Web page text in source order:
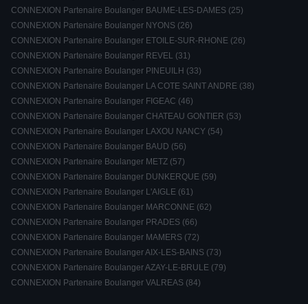
CONNEXION Partenaire Boulanger BAUME-LES-DAMES (25)
CONNEXION Partenaire Boulanger NYONS (26)
CONNEXION Partenaire Boulanger ETOILE-SUR-RHONE (26)
CONNEXION Partenaire Boulanger REVEL (31)
CONNEXION Partenaire Boulanger PINEUILH (33)
CONNEXION Partenaire Boulanger LA COTE SAINT ANDRE (38)
CONNEXION Partenaire Boulanger FIGEAC (46)
CONNEXION Partenaire Boulanger CHATEAU GONTIER (53)
CONNEXION Partenaire Boulanger LAXOU NANCY (54)
CONNEXION Partenaire Boulanger BAUD (56)
CONNEXION Partenaire Boulanger METZ (57)
CONNEXION Partenaire Boulanger DUNKERQUE (59)
CONNEXION Partenaire Boulanger L'AIGLE (61)
CONNEXION Partenaire Boulanger MARCONNE (62)
CONNEXION Partenaire Boulanger PRADES (66)
CONNEXION Partenaire Boulanger MAMERS (72)
CONNEXION Partenaire Boulanger AIX-LES-BAINS (73)
CONNEXION Partenaire Boulanger AZAY-LE-BRULE (79)
CONNEXION Partenaire Boulanger VALREAS (84)